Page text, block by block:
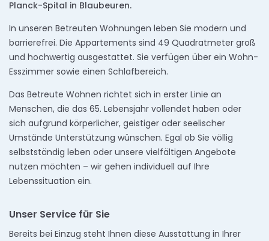
Planck-Spital in Blaubeuren.
In unseren Betreuten Wohnungen leben Sie modern und
barrierefrei. Die Appartements sind 49 Quadratmeter groß
und hochwertig ausgestattet. Sie verfügen über ein Wohn-
Esszimmer sowie einen Schlafbereich.
Das Betreute Wohnen richtet sich in erster Linie an
Menschen, die das 65. Lebensjahr vollendet haben oder
sich aufgrund körperlicher, geistiger oder seelischer
Umstände Unterstützung wünschen. Egal ob Sie völlig
selbstständig leben oder unsere vielfältigen Angebote
nutzen möchten – wir gehen individuell auf Ihre
Lebenssituation ein.
Unser Service für Sie
Bereits bei Einzug steht Ihnen diese Ausstattung in Ihrer